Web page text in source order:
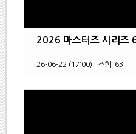
2026 마스터즈 시리즈 6
26-06-22 (17:00) 조회 :63